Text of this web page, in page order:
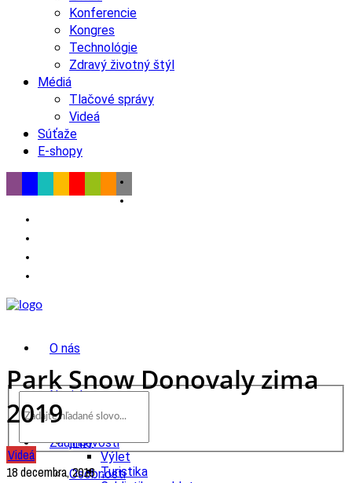
Konferencie
Kongres
Technológie
Zdravý životný štýl
Médiá
Tlačové správy
Videá
Súťaže
E-shopy
O nás
Novinky
Tipy
Výlet
Turistika
Zaujímavosti
Osobnosti
Park Snow Donovaly zima
2019
Videá
18 decembra, 2018